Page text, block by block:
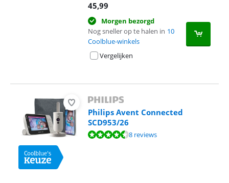
45,99
Morgen bezorgd
Nog sneller op te halen in 10
Coolblue-winkels
Vergelijken
Philips Avent Connected
SCD953/26
Beoordeling is 8,7 van de 10, gebaseerd op 8 reviews.
8 reviews